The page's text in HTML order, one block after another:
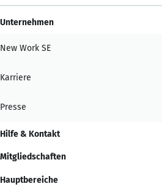
Unternehmen
New Work SE
Karriere
Presse
Hilfe & Kontakt
Mitgliedschaften
Hauptbereiche